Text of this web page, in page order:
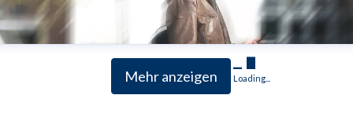
Mehr anzeigen Loading...